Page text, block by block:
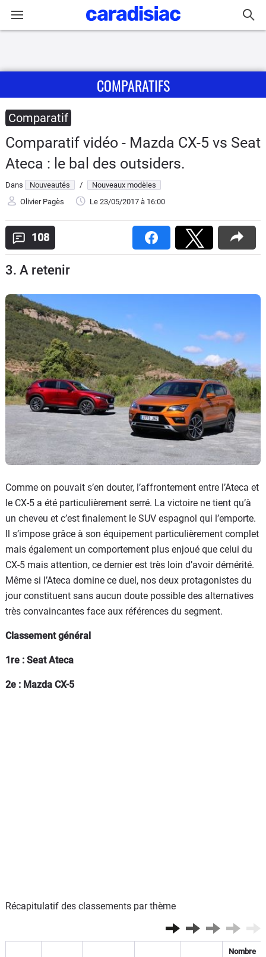
Actu
Essais
d'achat
Electriques
Utilitaires
Auto
Services
Forum
Moto
COMPARATIFS
Comparatif
Comparatif vidéo - Mazda CX-5 vs Seat
Ateca : le bal des outsiders.
Dans Nouveautés /
Nouveaux modèles
Olivier Pagès
Le 23/05/2017 à 16:00
108
3. A retenir
Comme on pouvait s’en douter, l’affrontement entre l’Ateca et
le CX-5 a été particulièrement serré. La victoire ne tient qu’à
un cheveu et c’est finalement le SUV espagnol qui l’emporte.
Il s’impose grâce à son équipement particulièrement complet
mais également un comportement plus enjoué que celui du
CX-5 mais attention, ce dernier est très loin d’avoir démérité.
Même si l’Ateca domine ce duel, nos deux protagonistes du
jour constituent sans aucun doute possible des alternatives
très convaincantes face aux références du segment.
Classement général
1re : Seat Ateca
2e : Mazda CX-5
Récapitulatif des classements par thème
Nombre